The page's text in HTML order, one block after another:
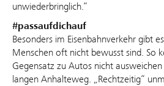
unwiederbringlich.“
#passaufdichauf
Besonders im Eisenbahnverkehr gibt
Menschen oft nicht bewusst sind. So
Gegensatz zu Autos nicht
langen Anhalteweg. „Rechtzeitig“